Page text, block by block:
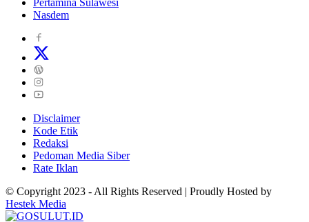
Nasdem
Disclaimer
Kode Etik
Redaksi
Pedoman Media Siber
Rate Iklan
© Copyright 2023 - All Rights Reserved | Proudly Hosted by
Hestek Media